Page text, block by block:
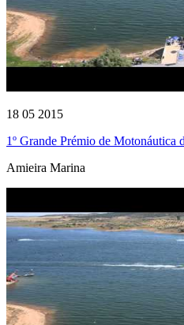
18 05 2015
1º Grande Prémio de Motonáutica
Amieira Marina